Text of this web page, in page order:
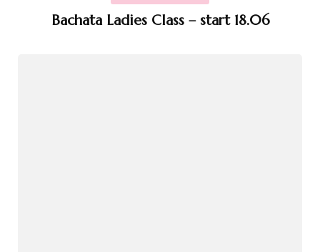
Bachata Ladies Class – start 18.06